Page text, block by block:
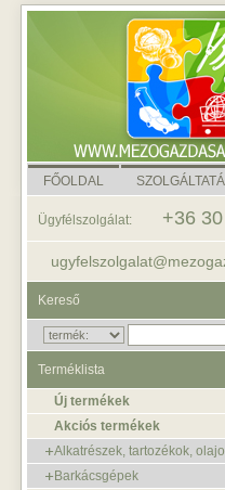
FŐOLDAL
Ügyfélszolgálat: +36
Kereső
Terméklista
Új termékek
Akciós termékek
Alkatrészek, tartozékok,
Barkácsgépek